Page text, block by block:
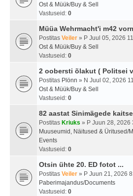
Ost & Müük/Buy & Sell
Vastuseid: 0
Müüa Wehrmacht'i m42
Postitas Veiler » P Juul 05, 2026
Ost & Müük/Buy & Sell
Vastuseid: 0
2 oobersti õlakut ( Politsei
Postitas Plönn » N Juul 02, 2026
Ost & Müük/Buy & Sell
Vastuseid: 0
82 aastat Sinimägede
Postitas Kriuks » P Juun 28, 2026
Muuseumid, Näitused & Üritused/
Events
Vastuseid: 0
Otsin ühte 20. ED fotot ...
Postitas Veiler » P Juun 21, 2026
Paberimajandus/Documents
Vastuseid: 0